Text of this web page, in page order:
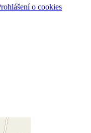
o cookies